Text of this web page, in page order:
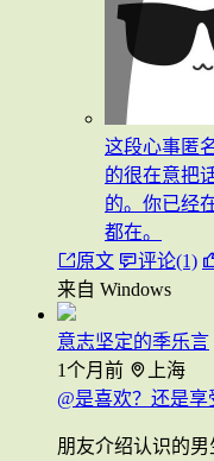
这段心事匿
的很在意把
的。你已经
都在。
原文
评论(1)
来自 Windows
意志坚定的季乐言
1个月前
上海
@是喜欢？还是享
朋友介绍认识的